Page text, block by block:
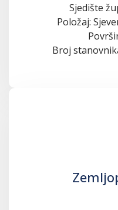
Sjedište
Položaj:
Broj